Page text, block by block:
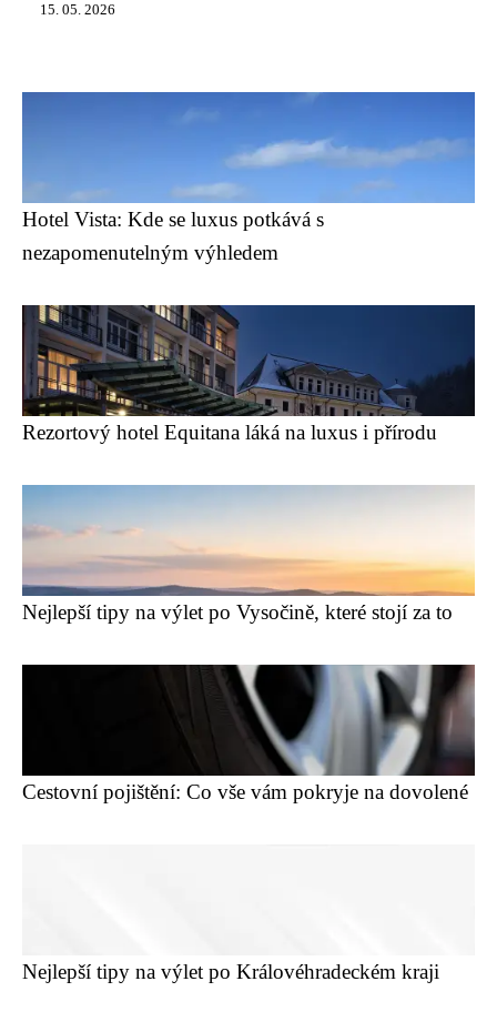
15. 05. 2026
Hotel Vista: Kde se luxus potkává s
nezapomenutelným výhledem
Rezortový hotel Equitana láká na luxus i přírodu
Nejlepší tipy na výlet po Vysočině, které stojí za to
Cestovní pojištění: Co vše vám pokryje na dovolené
Nejlepší tipy na výlet po Královéhradeckém kraji